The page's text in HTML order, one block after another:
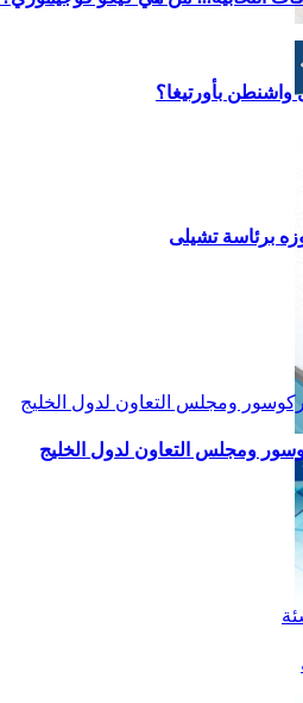
بأورتيغا؟
برئاسة تشيلى
ومجلس التعاون لدول الخليج